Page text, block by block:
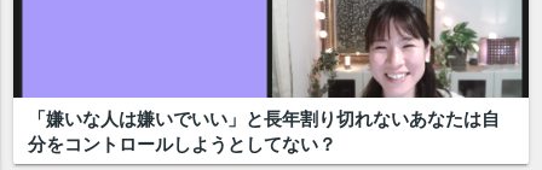
「嫌いな人は嫌いでいい」と長年割り切れないあなたは自
分をコントロールしようとしてない？